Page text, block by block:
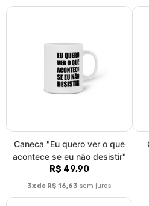
Caneca "Eu quero ver o que
acontece se eu não desistir"
R$ 49,90
3x de R$ 16,63 sem juros